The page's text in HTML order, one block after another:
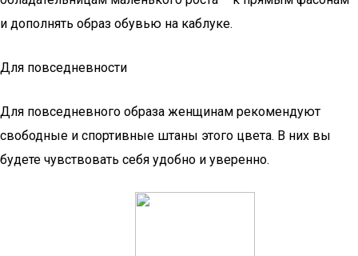
и дополнять образ обувью на каблуке.
Для повседневности
Для повседневного образа женщинам рекомендуют
свободные и спортивные штаны этого цвета. В них вы
будете чувствовать себя удобно и уверенно.